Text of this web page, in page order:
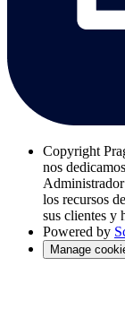
Copyright
nos
los recursos
sus clientes y
Powered by
Manage